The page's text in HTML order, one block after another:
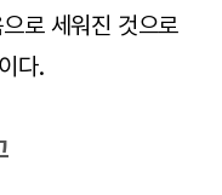
로 세워진 것으로
다.